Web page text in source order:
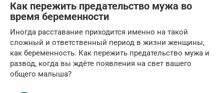
Как пережить предательство мужа во
время беременности
Иногда расставание приходится именно на такой
сложный и ответственный период в жизни женщины,
как беременность. Как пережить предательство мужа и
развод, когда вы ждёте появления на свет вашего
общего малыша?